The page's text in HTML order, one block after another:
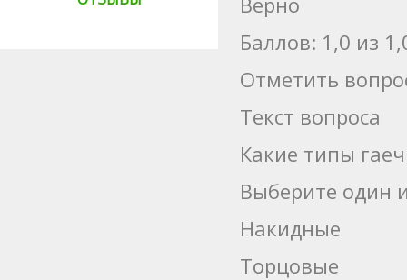
Баллов: 1,0 из
Отметить
Текст вопроса
Какие типы
Выберите один
Накидные
Торцовые